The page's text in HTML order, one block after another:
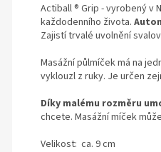
Actiball ® Grip - vyrobený v
každodenního života.
Zajistí trvalé uvolnění
Masážní půlmíček má na
vyklouzl z ruky. Je určen
Díky malému rozměru
chcete. Masážní míček
Velikost: ca. 9 cm